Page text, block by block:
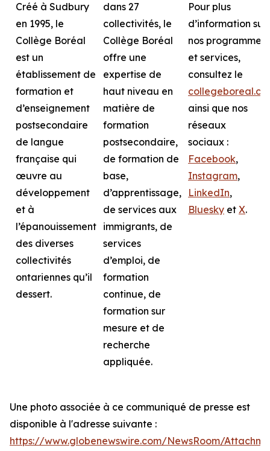
Créé à Sudbury
en 1995, le
Collège Boréal
est un
établissement de
formation et
d’enseignement
postsecondaire
de langue
française qui
œuvre au
développement
et à
l’épanouissement
des diverses
collectivités
ontariennes qu’il
dessert.
dans 27
collectivités, le
Collège Boréal
offre une
expertise de
haut niveau en
matière de
formation
postsecondaire,
de formation de
base,
d’apprentissage,
de services aux
immigrants, de
services
d’emploi, de
formation
continue, de
formation sur
mesure et de
recherche
appliquée.
Pour plus
d’information sur
nos programmes
et services,
consultez le
collegeboreal.ca
ainsi que nos
réseaux
sociaux :
Facebook,
Instagram,
LinkedIn,
Bluesky et X.
Une photo associée à ce communiqué de presse est
disponible à l'adresse suivante :
https://www.globenewswire.com/NewsRoom/